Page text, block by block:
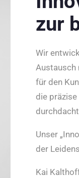
zur
Wir
Austausch
für den
die
Unser
der
Kai